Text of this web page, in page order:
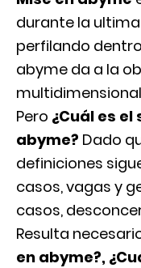
durante la
perfilando
abyme da a la
Pero ¿Cuál es
abyme? Dado
definiciones
casos, vagas y
casos,
Resulta
en abyme?,